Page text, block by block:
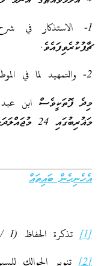
1- الاستذكار في
ޗާޕުކުރެވިފައެވެ.
2- والتمهيد لما في الموطأ من المعاني والأسانيد.
މަޣުރިބުގައި 24 މުޖައްލަދަށް މިފޮތް ޗާޕުކުރެވިފައިވެއެވެ.
އެހެނިހެން ބައިތައް
[1]
تذكرة الحفاظ (1 / 207)